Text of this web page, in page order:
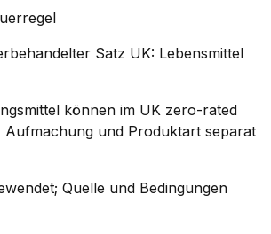
Satz UK: Lebensmittel
können im UK zero-rated
Aufmachung und Produktart separat
Quelle und Bedingungen